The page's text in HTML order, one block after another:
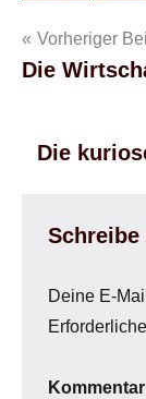
Vorheriger
Die
Die
Schreibe
Deine E-
Kommentar